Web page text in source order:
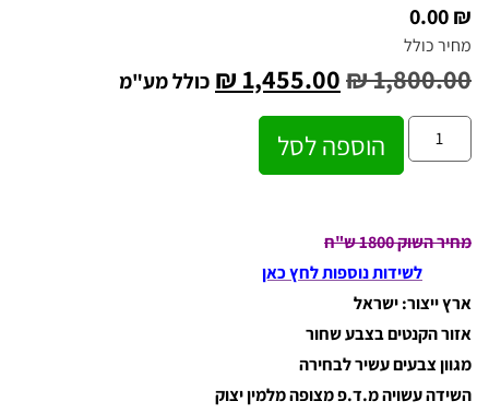
₪ 0.00
מחיר כולל
₪1,800.00
₪ 1,455.00 כולל מע"מ
הוספה לסל
מחיר השוק 1800 ש"ח
לשידות נוספות לחץ כאן
ארץ ייצור: ישראל
אזור הקנטים בצבע שחור
מגוון צבעים עשיר לבחירה
השידה עשויה מ.ד.פ מצופה מלמין יצוק